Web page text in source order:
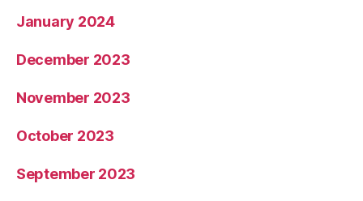
January 2024
December 2023
November 2023
October 2023
September 2023